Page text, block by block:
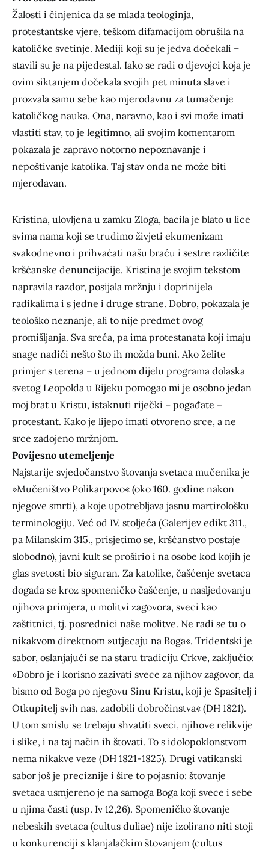
Žalosti i činjenica da se mlada teologinja,
protestantske vjere, teškom difamacijom obrušila na
katoličke svetinje. Mediji koji su je jedva dočekali –
stavili su je na pijedestal. Iako se radi o djevojci koja je
ovim siktanjem dočekala svojih pet minuta slave i
prozvala samu sebe kao mjerodavnu za tumačenje
katoličkog nauka. Ona, naravno, kao i svi može imati
vlastiti stav, to je legitimno, ali svojim komentarom
pokazala je zapravo notorno nepoznavanje i
nepoštivanje katolika. Taj stav onda ne može biti
mjerodavan.
Kristina, ulovljena u zamku Zloga, bacila je blato u lice
svima nama koji se trudimo živjeti ekumenizam
svakodnevno i prihvaćati našu braću i sestre različite
kršćanske denuncijacije. Kristina je svojim tekstom
napravila razdor, posijala mržnju i doprinijela
radikalima i s jedne i druge strane. Dobro, pokazala je
teološko neznanje, ali to nije predmet ovog
promišljanja. Sva sreća, pa ima protestanata koji imaju
snage nadići nešto što ih možda buni. Ako želite
primjer s terena – u jednom dijelu programa dolaska
svetog Leopolda u Rijeku pomogao mi je osobno jedan
moj brat u Kristu, istaknuti riječki – pogađate –
protestant. Kako je lijepo imati otvoreno srce, a ne
srce zadojeno mržnjom.
Povijesno utemeljenje
Najstarije svjedočanstvo štovanja svetaca mučenika je
»Mučeništvo Polikarpovo« (oko 160. godine nakon
njegove smrti), a koje upotrebljava jasnu martirološku
terminologiju. Već od IV. stoljeća (Galerijev edikt 311.,
pa Milanskim 315., prisjetimo se, kršćanstvo postaje
slobodno), javni kult se proširio i na osobe kod kojih je
glas svetosti bio siguran. Za katolike, čašćenje svetaca
događa se kroz spomeničko čašćenje, u nasljedovanju
njihova primjera, u molitvi zagovora, sveci kao
zaštitnici, tj. posrednici naše molitve. Ne radi se tu o
nikakvom direktnom »utjecaju na Boga«. Tridentski je
sabor, oslanjajući se na staru tradiciju Crkve, zaključio:
»Dobro je i korisno zazivati svece za njihov zagovor, da
bismo od Boga po njegovu Sinu Kristu, koji je Spasitelj i
Otkupitelj svih nas, zadobili dobročinstva« (DH 1821).
U tom smislu se trebaju shvatiti sveci, njihove relikvije
i slike, i na taj način ih štovati. To s idolopoklonstvom
nema nikakve veze (DH 1821-1825). Drugi vatikanski
sabor još je preciznije i šire to pojasnio: štovanje
svetaca usmjereno je na samoga Boga koji svece i sebe
u njima časti (usp. Iv 12,26). Spomeničko štovanje
nebeskih svetaca (cultus duliae) nije izolirano niti stoji
u konkurenciji s klanjalačkim štovanjem (cultus